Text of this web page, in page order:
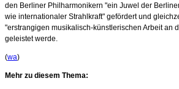
den Berliner Philharmonikern "ein Juwel der
wie internationaler Strahlkraft" gefördert und
"erstrangigen musikalisch-künstlerischen Arbeit an
geleistet werde.
(wa)
Mehr zu diesem Thema: